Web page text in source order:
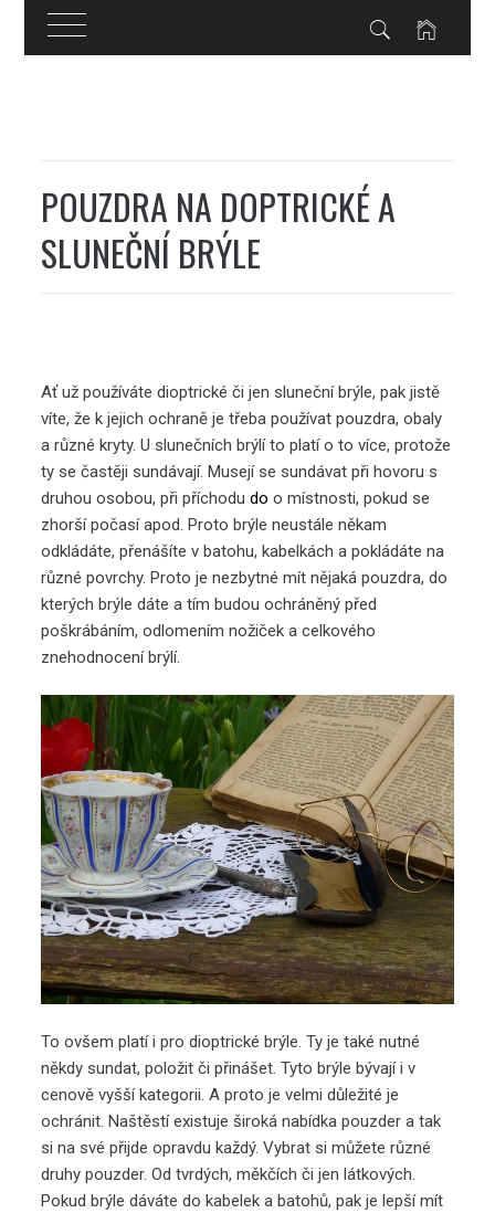
POUZDRA NA DOPTRICKÉ A
SLUNEČNÍ BRÝLE
Ať už používáte dioptrické či jen sluneční brýle, pak jistě
víte, že k jejich ochraně je třeba používat pouzdra, obaly
a různé kryty. U slunečních brýlí to platí o to více, protože
ty se častěji sundávají. Musejí se sundávat při hovoru s
druhou osobou, při příchodudo o místnosti, pokud se
zhorší počasí apod. Proto brýle neustále někam
odkládáte, přenášíte v batohu, kabelkách a pokládáte na
různé povrchy. Proto je nezbytné mít nějaká pouzdra, do
kterých brýle dáte a tím budou ochráněný před
poškrábáním, odlomením nožiček a celkového
znehodnocení brýlí.
To ovšem platí i pro dioptrické brýle. Ty je také nutné
někdy sundat, položit či přinášet. Tyto brýle bývají i v
cenově vyšší kategorii. A proto je velmi důležité je
ochránit. Naštěstí existuje široká nabídka pouzder a tak
si na své přijde opravdu každý. Vybrat si můžete různé
druhy pouzder. Od tvrdých, měkčích či jen látkových.
Pokud brýle dáváte do kabelek a batohů, pak je lepší mít